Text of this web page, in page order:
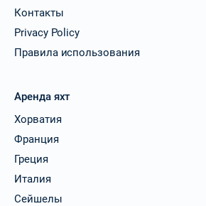
Контакты
Privacy Policy
Правила использования
Аренда яхт
Хорватия
Франция
Греция
Италия
Сейшелы